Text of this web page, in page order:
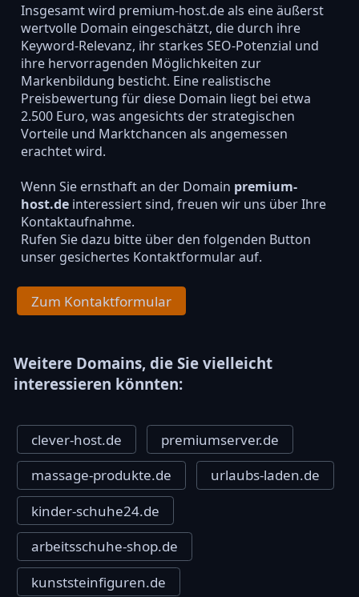
Insgesamt wird premium-host.de als eine äußerst
wertvolle Domain eingeschätzt, die durch ihre
Keyword-Relevanz, ihr starkes SEO-Potenzial und
ihre hervorragenden Möglichkeiten zur
Markenbildung besticht. Eine realistische
Preisbewertung für diese Domain liegt bei etwa
2.500 Euro, was angesichts der strategischen
Vorteile und Marktchancen als angemessen
erachtet wird.
Wenn Sie ernsthaft an der Domain premium-
host.deinteressiert sind, freuen wir uns über Ihre
Kontaktaufnahme.
Rufen Sie dazu bitte über den folgenden Button
unser gesichertes Kontaktformular auf.
Zum Kontaktformular
Weitere Domains, die Sie vielleicht
interessieren könnten:
clever-host.de
premiumserver.de
massage-produkte.de
urlaubs-laden.de
kinder-schuhe24.de
arbeitsschuhe-shop.de
kunststeinfiguren.de